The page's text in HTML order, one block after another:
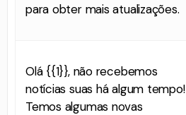
para obter mais atualizações.
Olá {{1}}, não recebemos
notícias suas há algum tempo!
Temos algumas novas